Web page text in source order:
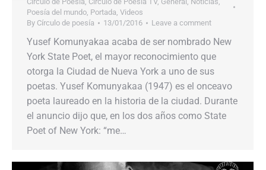
Poesía del mundo, Portada, Videos
By Círculo de poesía 13/01/2016 Leave a comment
Yusef Komunyakaa acaba de ser nombrado New
York State Poet, el mayor reconocimiento que
otorga la Ciudad de Nueva York a uno de sus
poetas. Yusef Komunyakaa (1947) es el onceavo
poeta laureado en la historia de la ciudad. Durante
el anuncio dijo que, en los dos años como State
Poet of New York: “me…